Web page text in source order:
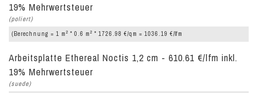
19% Mehrwertsteuer
(poliert)
(Berechnung = 1 m 2 * 0.6 m 2 * 1726.98 €/qm = 1036.19 €/lfm
Arbeitsplatte Ethereal Noctis 1,2 cm - 610.61 €/lfm inkl.
19% Mehrwertsteuer
(suede)